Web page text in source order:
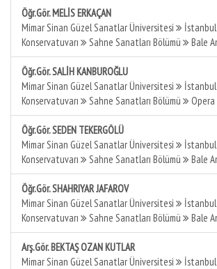
Öğr.Gör. MELİS ERKAÇAN
Mimar Sinan Güzel Sanatlar Üniversitesi
Konservatuvarı
Sahne Sanatları Bölümü Bale
Öğr.Gör. SALİH KANBUROĞLU
Mimar Sinan Güzel Sanatlar Üniversitesi
Konservatuvarı
Sahne Sanatları Bölümü Opera
Öğr.Gör. SEDEN TEKERGÖLÜ
Mimar Sinan Güzel Sanatlar Üniversitesi
Konservatuvarı
Sahne Sanatları Bölümü Bale
Öğr.Gör. SHAHRIYAR JAFAROV
Mimar Sinan Güzel Sanatlar Üniversitesi
Konservatuvarı
Sahne Sanatları Bölümü Bale
Arş.Gör. BEKTAŞ OZAN KUTLAR
Mimar Sinan Güzel Sanatlar Üniversitesi